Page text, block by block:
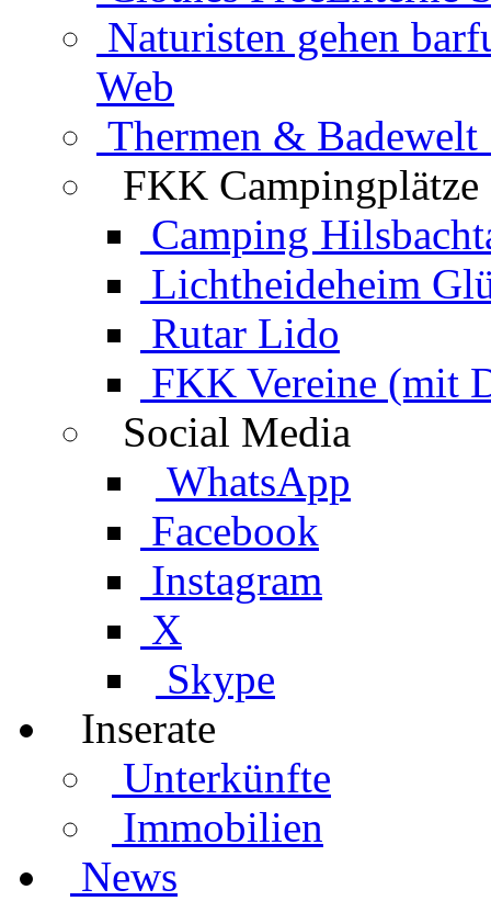
Naturisten gehen
Web
Thermen & Badewelt
FKK Campingplätze
Camping
Lichtheideheim
Rutar Lido
FKK Vereine (mit
Social Media
WhatsApp
Facebook
Instagram
X
Skype
Inserate
Unterkünfte
Immobilien
News